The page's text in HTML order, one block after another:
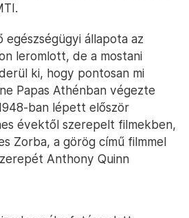
egészségügyi állapota az
leromlott, de a mostani
ki, hogy pontosan mi
Papas Athénban végezte
ban lépett először
évektől szerepelt filmekben,
Zorba, a görög című filmmel
Anthony Quinn